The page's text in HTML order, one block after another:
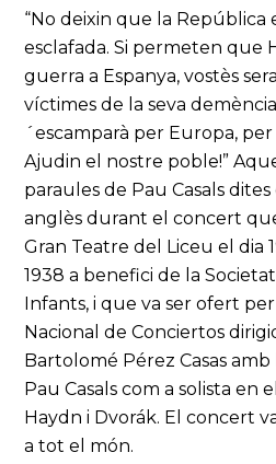
“No deixin que la República
esclafada. Si permeten que
guerra a Espanya, vostès
víctimes de la seva
´escamparà per Europa,
Ajudin el nostre poble!”
paraules de Pau Casals dites
anglès durant el concert
Gran Teatre del Liceu el dia
1938 a benefici de la
Infants, i que va ser ofert
Nacional de Conciertos
Bartolomé Pérez Casas
Pau Casals com a solista en
Haydn i Dvorák. El concert
a tot el món.